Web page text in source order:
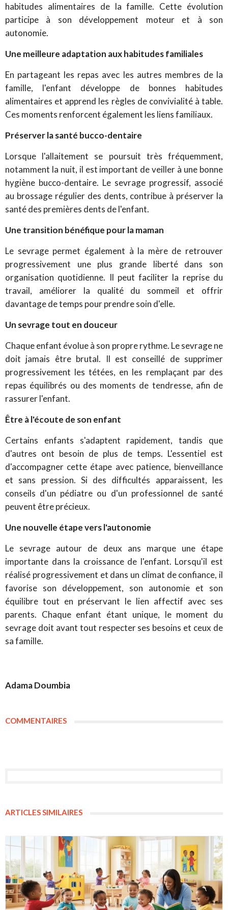
habitudes alimentaires de la famille. Cette évolution
participe à son développement moteur et à son
autonomie.
Une meilleure adaptation aux habitudes familiales
En partageant les repas avec les autres membres de la
famille, l'enfant développe de bonnes habitudes
alimentaires et apprend les règles de convivialité à table.
Ces moments renforcent également les liens familiaux.
Préserver la santé bucco-dentaire
Lorsque l'allaitement se poursuit très fréquemment,
notamment la nuit, il est important de veiller à une bonne
hygiène bucco-dentaire. Le sevrage progressif, associé
au brossage régulier des dents, contribue à préserver la
santé des premières dents de l'enfant.
Une transition bénéfique pour la maman
Le sevrage permet également à la mère de retrouver
progressivement une plus grande liberté dans son
organisation quotidienne. Il peut faciliter la reprise du
travail, améliorer la qualité du sommeil et offrir
davantage de temps pour prendre soin d'elle.
Un sevrage tout en douceur
Chaque enfant évolue à son propre rythme. Le sevrage ne
doit jamais être brutal. Il est conseillé de supprimer
progressivement les tétées, en les remplaçant par des
repas équilibrés ou des moments de tendresse, afin de
rassurer l'enfant.
Être à l'écoute de son enfant
Certains enfants s'adaptent rapidement, tandis que
d'autres ont besoin de plus de temps. L'essentiel est
d'accompagner cette étape avec patience, bienveillance
et sans pression. Si des difficultés apparaissent, les
conseils d'un pédiatre ou d'un professionnel de santé
peuvent être précieux.
Une nouvelle étape vers l'autonomie
Le sevrage autour de deux ans marque une étape
importante dans la croissance de l'enfant. Lorsqu'il est
réalisé progressivement et dans un climat de confiance, il
favorise son développement, son autonomie et son
équilibre tout en préservant le lien affectif avec ses
parents. Chaque enfant étant unique, le moment du
sevrage doit avant tout respecter ses besoins et ceux de
sa famille.
Adama Doumbia
COMMENTAIRES
ARTICLES SIMILAIRES